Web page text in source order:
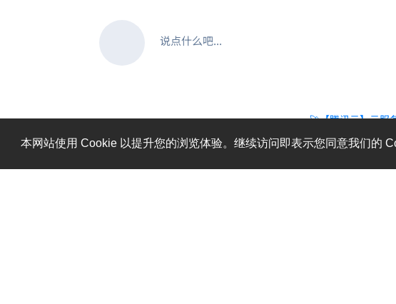
本网站使用 Cookie 以提升您的浏览体验。继续访问即表示您同意我们的
说点什么吧...
🚀【腾讯云】云服